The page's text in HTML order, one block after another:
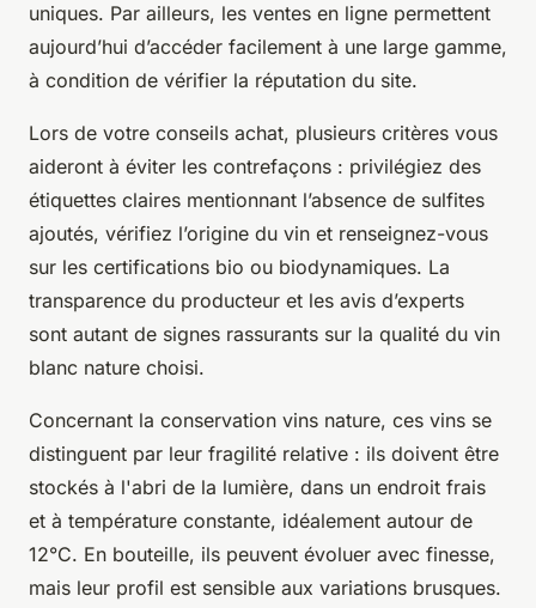
uniques. Par ailleurs, les ventes en ligne permettent
aujourd’hui d’accéder facilement à une large gamme,
à condition de vérifier la réputation du site.
Lors de votre conseils achat, plusieurs critères vous
aideront à éviter les contrefaçons : privilégiez des
étiquettes claires mentionnant l’absence de sulfites
ajoutés, vérifiez l’origine du vin et renseignez-vous
sur les certifications bio ou biodynamiques. La
transparence du producteur et les avis d’experts
sont autant de signes rassurants sur la qualité du vin
blanc nature choisi.
Concernant la conservation vins nature, ces vins se
distinguent par leur fragilité relative : ils doivent être
stockés à l'abri de la lumière, dans un endroit frais
et à température constante, idéalement autour de
12°C. En bouteille, ils peuvent évoluer avec finesse,
mais leur profil est sensible aux variations brusques.